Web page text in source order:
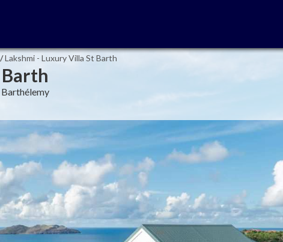
/Lakshmi - Luxury Villa St Barth
Barthélemy